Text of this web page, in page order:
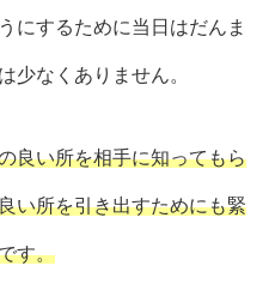
にするために当日はだんま
少なくありません。
良い所を相手に知ってもら
い所を引き出すためにも緊
す。